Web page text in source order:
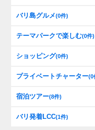
バリ島グルメ(0件)
テーマパークで楽しむ(0件)
ショッピング(0件)
プライベートチャーター(0
宿泊ツアー(8件)
バリ発着LCC(1件)